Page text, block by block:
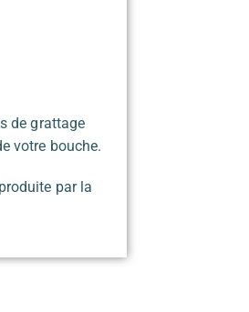
de grattage
votre bouche.
par la